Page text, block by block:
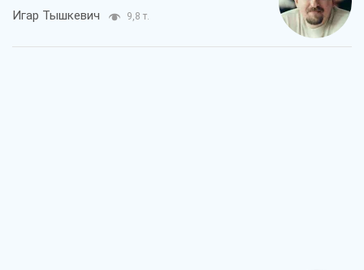
Игар Тышкевич 9,8 т.